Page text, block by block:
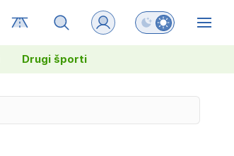
Preklopi barvni
Drugi športi